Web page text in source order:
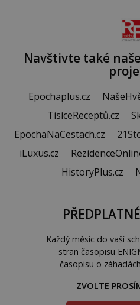
Navštivte také
Epochaplus.cz
TisíceReceptů.cz
EpochaNaCestach.cz
iLuxus.cz
HistoryPlus.cz
Každý měsíc do vaší
stran časopisu
časopisu o
ZVOLTE